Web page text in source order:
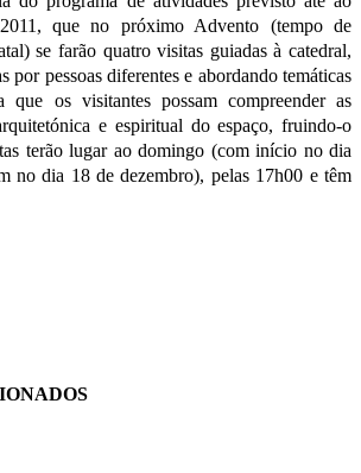
que no próximo Advento (tempo de
se farão quatro visitas guiadas à catedral,
por pessoas diferentes e abordando temáticas
que os visitantes possam compreender as
e espiritual do espaço, fruindo-o
terão lugar ao domingo (com início no dia
no dia 18 de dezembro), pelas 17h00 e têm